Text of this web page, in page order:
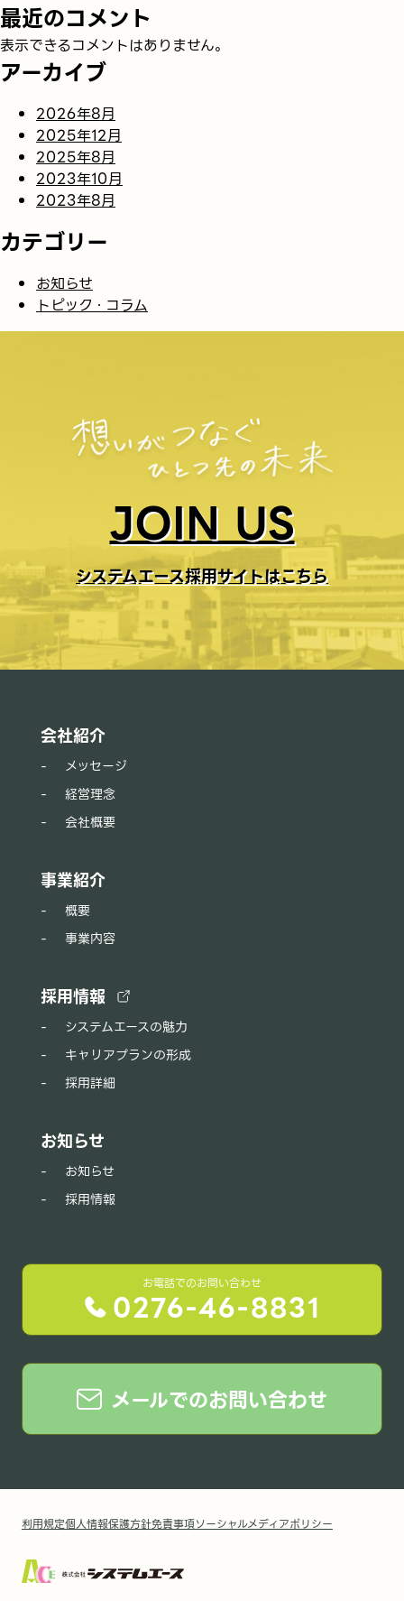
最近のコメント
表示できるコメントはありません。
アーカイブ
2026年8月
2025年12月
2025年8月
2023年10月
2023年8月
カテゴリー
お知らせ
トピック・コラム
JOIN US
システムエース採用サイトはこちら
会社紹介
メッセージ
経営理念
会社概要
事業紹介
概要
事業内容
採用情報
システムエースの魅力
キャリアプランの形成
採用詳細
お知らせ
お知らせ
採用情報
お電話でのお問い合わせ
0276-46-8831
メールでのお問い合わせ
利用規定個人情報保護方針免責事項ソーシャルメディアポリシー